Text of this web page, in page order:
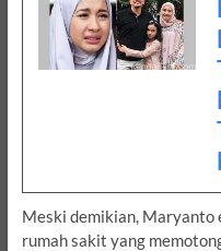
Meski demikian, Maryanto
rumah sakit yang